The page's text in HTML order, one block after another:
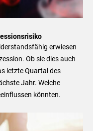
erwiesen
Ob sie dies auch
letzte Quartal des
Jahr. Welche
könnten.